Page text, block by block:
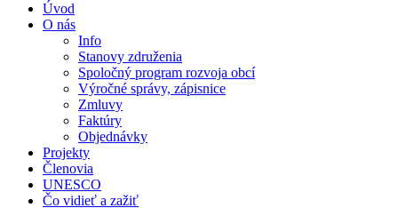
Úvod
O nás
Info
Stanovy združenia
Spoločný program rozvoja obcí
Výročné správy, zápisnice
Zmluvy
Faktúry
Objednávky
Projekty
Členovia
UNESCO
Čo vidieť a zažiť